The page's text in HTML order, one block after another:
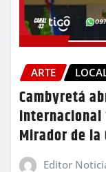
ARTE
Cambyretá
internacional
Mirador de la
Editor